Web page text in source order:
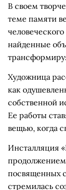
В своем
теме памяти
найденные
Художница
как
собственной
Ее работы
вещью, когда
Инсталляция
посвященных
стремилась